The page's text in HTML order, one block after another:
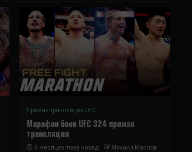
Прямая трансляция UFC
Марафон боев UFC 324 прямая
трансляция
6 месяцев тому назад Михаил Маслов